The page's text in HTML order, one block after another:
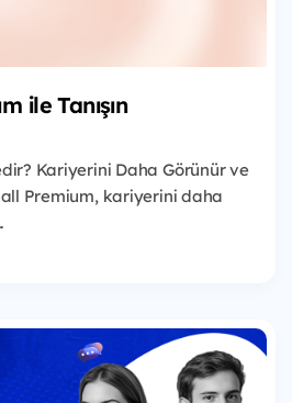
ile Tanışın
Kariyerini Daha Görünür ve
Premium, kariyerini daha